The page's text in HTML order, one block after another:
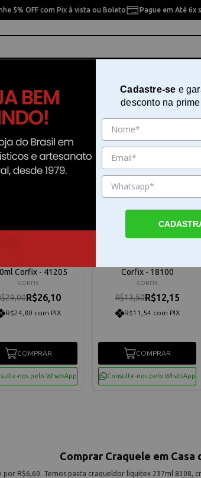
5% OFF com Pix à vista ou Boleto Pague em Até 6x
Pintura Artesanal
OFF
Corfix - 41205
CORFIX
R$26,10
R$24,80 com PIX
COMPRAR
nos pelo WhatsApp
10% OFF
Corfix - 18100
CORFIX
R$13,50R$12,15
R$11,54 com PIX
COMPRAR
Consulte-nos pelo WhatsApp
Comprar Craquele em Casa
por R$6,60. Temos pasta craqueldor liquitex 237ml 8308,
Cadastre-se e
desconto na